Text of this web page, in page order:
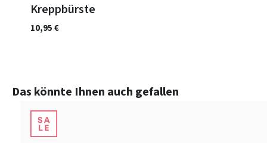
Kreppbürste
10,95 €
Produktgalerie überspringen
Das könnte Ihnen auch gefallen